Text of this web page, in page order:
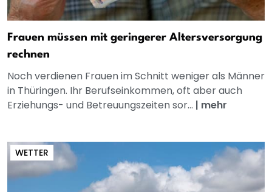
Frauen müssen mit geringerer Altersversorgung
rechnen
Noch verdienen Frauen im Schnitt weniger als Männer
in Thüringen. Ihr Berufseinkommen, oft aber auch
Erziehungs- und Betreuungszeiten sor... | mehr
WETTER